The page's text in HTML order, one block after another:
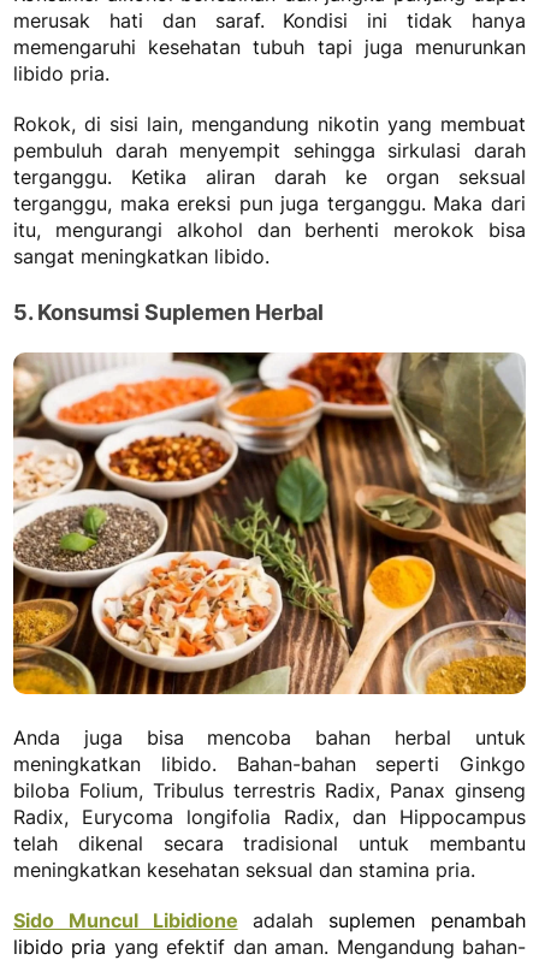
merusak hati dan saraf. Kondisi ini tidak hanya
memengaruhi kesehatan tubuh tapi juga menurunkan
libido pria.
Rokok, di sisi lain, mengandung nikotin yang membuat
pembuluh darah menyempit sehingga sirkulasi darah
terganggu. Ketika aliran darah ke organ seksual
terganggu, maka ereksi pun juga terganggu. Maka dari
itu, mengurangi alkohol dan berhenti merokok bisa
sangat meningkatkan libido.
5. Konsumsi Suplemen Herbal
Anda juga bisa mencoba bahan herbal untuk
meningkatkan libido. Bahan-bahan seperti Ginkgo
biloba Folium, Tribulus terrestris Radix, Panax ginseng
Radix, Eurycoma longifolia Radix, dan Hippocampus
telah dikenal secara tradisional untuk membantu
meningkatkan kesehatan seksual dan stamina pria.
Sido Muncul Libidione adalah suplemen penambah
libido pria yang efektif dan aman. Mengandung bahan-